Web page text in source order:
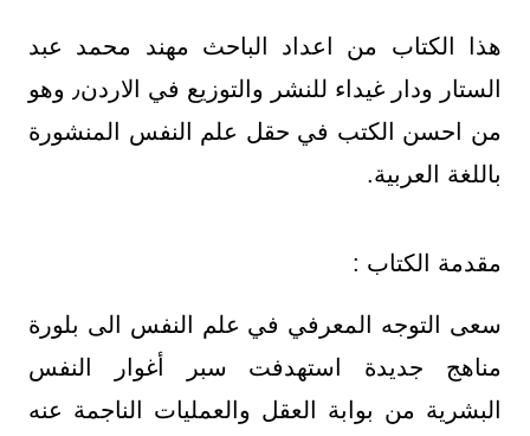
هذا الكتاب من اعداد الباحث مهند محمد عبد
الستار ودار غيداء للنشر والتوزيع في الاردن٫ وهو
من احسن الكتب في حقل علم النفس المنشورة
باللغة العربية.
مقدمة الكتاب :
سعى التوجه المعرفي في علم النفس الى بلورة
مناهج جديدة استهدفت سبر أغوار النفس
البشرية من بوابة العقل والعمليات الناجمة عنه